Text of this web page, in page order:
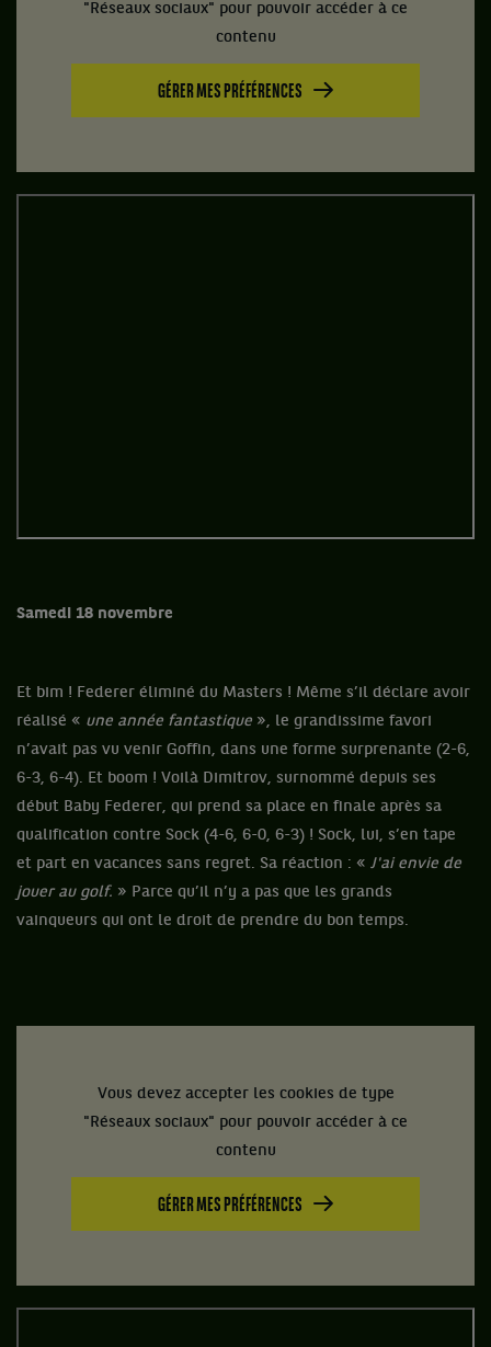
"Réseaux sociaux" pour pouvoir accéder à ce
contenu
GÉRER MES PRÉFÉRENCES
Samedi 18 novembre
Et bim ! Federer éliminé du Masters ! Même s’il déclare avoir
réalisé « une année fantastique », le grandissime favori
n’avait pas vu venir Goffin, dans une forme surprenante (2-6,
6-3, 6-4). Et boom ! Voilà Dimitrov, surnommé depuis ses
début Baby Federer, qui prend sa place en finale après sa
qualification contre Sock (4-6, 6-0, 6-3) ! Sock, lui, s’en tape
et part en vacances sans regret. Sa réaction : « J'ai envie de
jouer au golf. » Parce qu’il n’y a pas que les grands
vainqueurs qui ont le droit de prendre du bon temps.
Vous devez accepter les cookies de type
"Réseaux sociaux" pour pouvoir accéder à ce
contenu
GÉRER MES PRÉFÉRENCES